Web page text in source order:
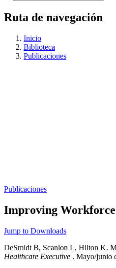
Ruta de navegación
Inicio
Biblioteca
Publicaciones
Publicaciones
Improving
Jump to Downloads
DeSmidt B, Scanlon L, Hilton K.
Healthcare Executive . Mayo/junio